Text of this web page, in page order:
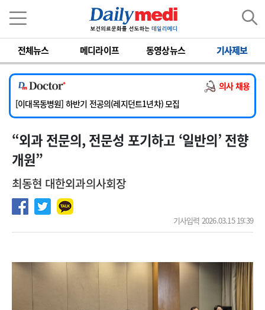
전체뉴스 메디라이프 동영상뉴스 기사제보
의사 채용
[서울아산병원] 2026년 하반기 인턴 모집
[영남대학교의료원] 마취통증의학과 임기제 임상의사 채용
[충남대학교병원] 소아청소년과(소아응급전담) 계약직 의사 공개채용
[동부병원] 계약직(응급의학과 전문의) 직원모집
[이대목동병원] 하반기 전공의(레지던트1년차) 모집
[서울아산병원] 2026년 하반기 인턴 모집
[영남대학교의료원] 마취통증의학과 임기제 임상의사 채용
“외과 전문의, 전문성 포기하고 ‘일반의’ 전향
개원”
최동현 대한외과의사회장
기사입력 2026.03.15 19:39